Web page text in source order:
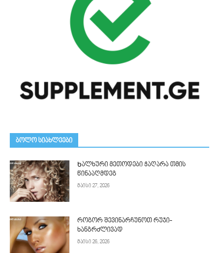
ᲑᲝᲚᲝ ᲡᲘᲐᲮᲚᲔᲔᲑᲘ
Ხალხური მეთოდები ჭაღარა თმის
წინააღმდეგ
მაისი 27, 2026
როგორ შევინარჩუნოთ რუჯი-
ხანგრძლივად
მაისი 26, 2026